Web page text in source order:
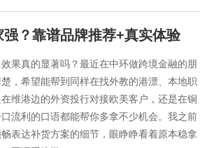
？靠谱品牌推荐+真实体验
果真的显著吗？最近在中环做跨境金融的朋
，希望能帮到同样在找外教的港漂、本地职
维港边的外资投行对接欧美客户，还是在铜
流利的口语都能帮你多拿不少机会。我之前
表达补货方案的细节，眼睁睁看着原本稳拿